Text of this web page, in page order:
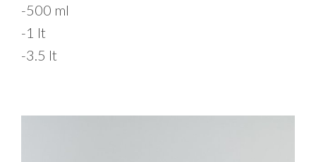
-500 ml
-1 lt
-3.5 lt